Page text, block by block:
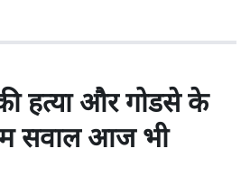
हत्या और गोडसे के
सवाल आज भी